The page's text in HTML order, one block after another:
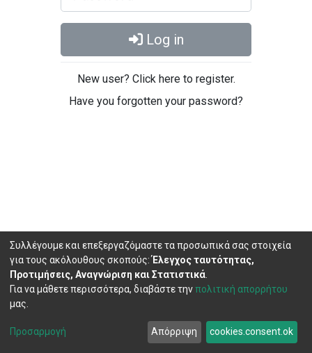
Log in
New user? Click here to register.
Have you forgotten your password?
Cookie
End User
Agreement
Send
Feedback
Συλλέγουμε και επεξεργαζόμαστε τα προσωπικά σας στοιχεία
για τους ακόλουθους σκοπούς:Έλεγχος ταυτότητας,
Προτιμήσεις, Αναγνώριση και Στατιστικά
Για να μάθετε περισσότερα, διαβάστε τηνπολιτική απορρήτου
μας.
Προσαρμογή Απόρριψη cookies.consent.ok